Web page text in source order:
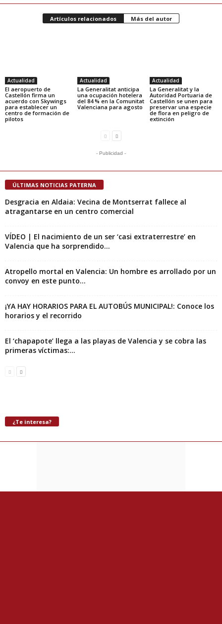
Artículos relacionados Más del autor
Actualidad
El aeropuerto de
Castellón firma un
acuerdo con Skywings
para establecer un
centro de formación de
pilotos
Actualidad
La Generalitat anticipa
una ocupación hotelera
del 84 % en la Comunitat
Valenciana para agosto
Actualidad
La Generalitat y la
Autoridad Portuaria de
Castellón se unen para
preservar una especie
de flora en peligro de
extinción
- Publicidad -
ÚLTIMAS NOTICIAS PATERNA
Desgracia en Aldaia: Vecina de Montserrat fallece al
atragantarse en un centro comercial
VÍDEO | El nacimiento de un ser ‘casi extraterrestre’ en
Valencia que ha sorprendido...
Atropello mortal en Valencia: Un hombre es arrollado por un
convoy en este punto...
¡YA HAY HORARIOS PARA EL AUTOBÚS MUNICIPAL!: Conoce los
horarios y el recorrido
El ‘chapapote’ llega a las playas de Valencia y se cobra las
primeras víctimas:...
¿Te interesa?